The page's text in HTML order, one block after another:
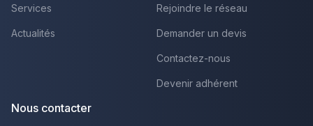
Services
Actualités
Rejoindre le réseau
Demander un devis
Contactez-nous
Devenir adhérent
Nous contacter